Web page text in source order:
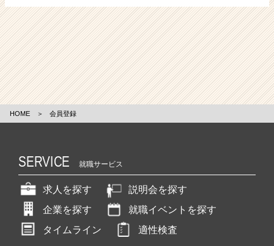
HOME ＞ 会員登録
SERVICE 就職サービス
求人を探す
説明会を探す
企業を探す
就職イベントを探す
タイムライン
適性検査